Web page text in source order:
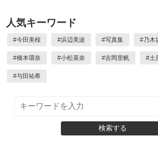
人気キーワード
#今田美桜 #浜辺美波 #写真集 #乃木
#橋本環奈 #小松菜奈 #吉岡里帆 #土
#与田祐希
検索する